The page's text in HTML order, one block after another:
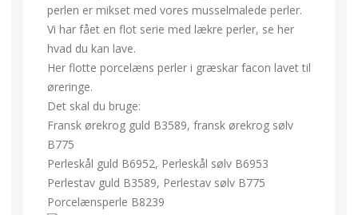
perlen er mikset med vores musselmalede perler.
Vi har fået en flot serie med lækre perler, se her
hvad du kan lave.
Her flotte porcelæns perler i græskar facon lavet til
øreringe.
Det skal du bruge:
Fransk ørekrog guld B3589, fransk ørekrog sølv
B775
Perleskål guld B6952, Perleskål sølv B6953
Perlestav guld B3589, Perlestav sølv B775
Porcelænsperle B8239